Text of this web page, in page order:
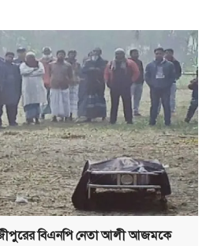
বিএনপি নেতা আলী আজমকে